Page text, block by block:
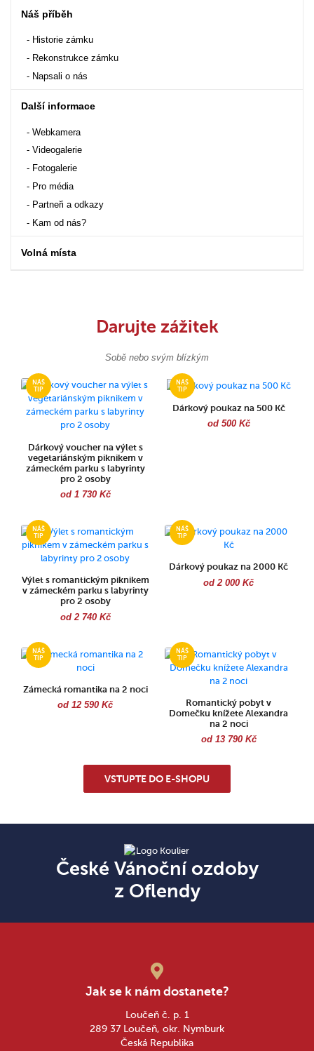
Náš příběh
Historie zámku
Rekonstrukce zámku
Napsali o nás
Další informace
Webkamera
Videogalerie
Fotogalerie
Pro média
Partneři a odkazy
Kam od nás?
Volná místa
Darujte zážitek
Sobě nebo svým blízkým
Dárkový voucher na výlet s
vegetariánským piknikem v
zámeckém parku s labyrinty
pro 2 osoby
od 1 730 Kč
Dárkový poukaz na 500 Kč
od 500 Kč
Výlet s romantickým piknikem
v zámeckém parku s labyrinty
pro 2 osoby
od 2 740 Kč
Dárkový poukaz na 2000 Kč
od 2 000 Kč
Zámecká romantika na 2 noci
od 12 590 Kč
Romantický pobyt v
Domečku knížete Alexandra
na 2 noci
od 13 790 Kč
VSTUPTE DO E-SHOPU
České Vánoční ozdoby
z Oflendy
Jak se k nám dostanete?
Loučeň č. p. 1
289 37 Loučeň, okr. Nymburk
Česká Republika